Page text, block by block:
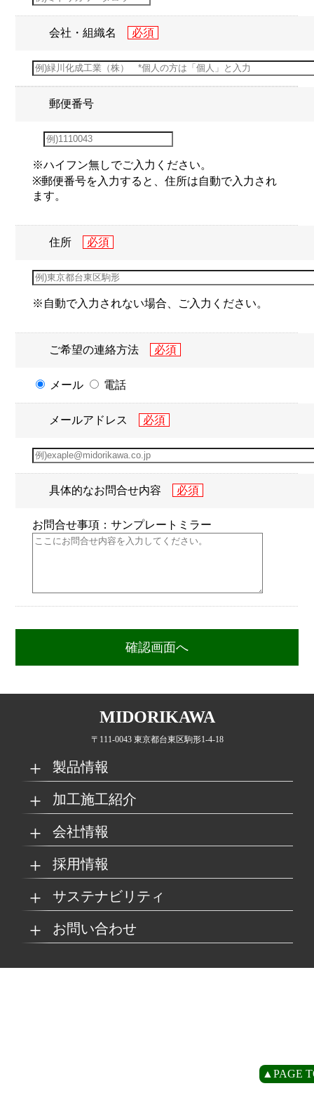
▲PAGE
会社・組織名
郵便番号
※ハイフン無しでご入力ください。
※郵便番号を入力すると、住所は自動で入力され
ます。
住所
※自動で入力されない場合、ご入力ください。
ご希望の連絡方法
メール 電話
メールアドレス
具体的なお問合せ内容
お問合せ事項：サンプレートミラー
MIDORIKAWA
〒111-0043 東京都台東区駒形1-4-18
製品情報
MKブランド製品 新商品紹介
取扱製品情報
SDSダウンロード
加工施工紹介
グループの総合力 乗り物
工場
環境 商業施設
会社情報
会社概要 経営理念
沿革
採用情報
マイナビ採用ページ
サステナビリティ
リサイクルへの取り組
SDGsへの取り組み
お問い合わせ